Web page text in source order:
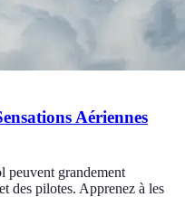
Aériennes
peuvent grandement
des pilotes. Apprenez à les